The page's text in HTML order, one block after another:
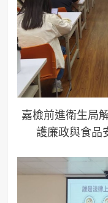
嘉檢前進衛生局
護廉政與食品